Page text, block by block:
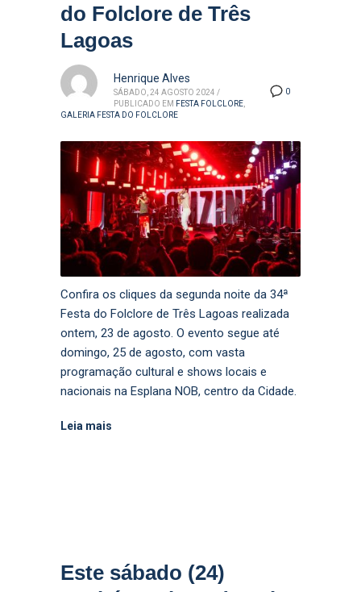
do Folclore de Três
Lagoas
0
Henrique Alves
SÁBADO, 24 AGOSTO 2024 /
PUBLICADO EM FESTA FOLCLORE
GALERIA FESTA DO FOLCLORE
Confira os cliques da segunda noite da 34ª
Festa do Folclore de Três Lagoas realizada
ontem, 23 de agosto. O evento segue até
domingo, 25 de agosto, com vasta
programação cultural e shows locais e
nacionais na Esplana NOB, centro da Cidade.
Leia mais
Este sábado (24)